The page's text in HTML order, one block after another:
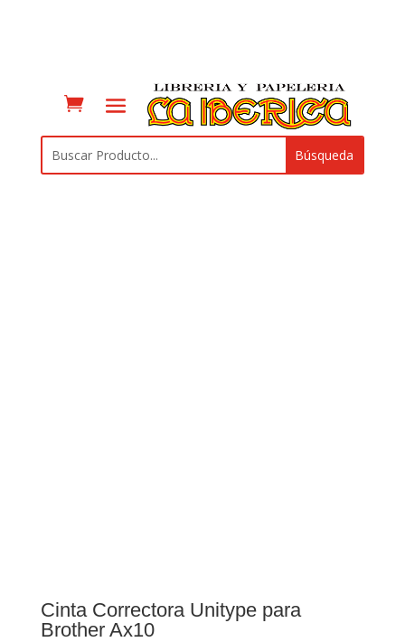
Cinta Correctora Unitype para
Brother Ax10